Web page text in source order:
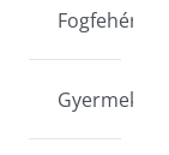
Fogfehérítés